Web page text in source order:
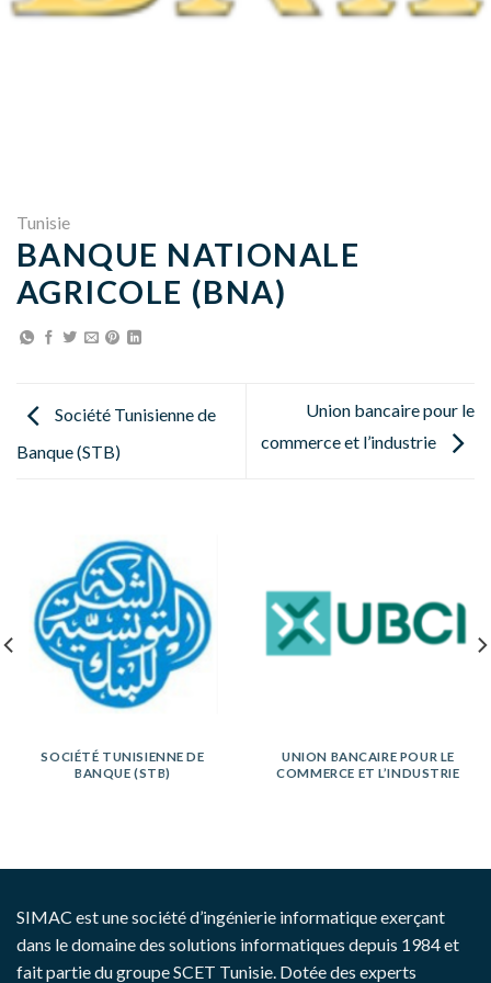
Tunisie
BANQUE NATIONALE
AGRICOLE (BNA)
Société Tunisienne de
Banque (STB)
Union bancaire pour le
commerce et l’industrie
SOCIÉTÉ TUNISIENNE DE
BANQUE (STB)
UNION BANCAIRE POUR LE
COMMERCE ET L’INDUSTRIE
SIMAC est une société d’ingénierie informatique exerçant
dans le domaine des solutions informatiques depuis 1984 et
fait partie du groupe SCET Tunisie. Dotée des experts